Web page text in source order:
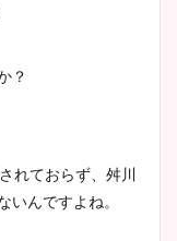
？
れておらず、舛川
んですよね。